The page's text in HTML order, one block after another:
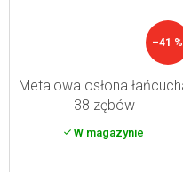
–41 %
Metalowa osłona
38 zębów
W magazynie